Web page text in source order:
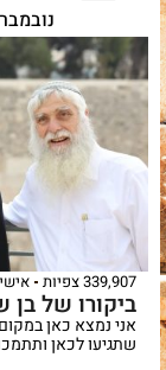
נובמבר 19, 2024
339,907 צפיות
ביקורו של בן
אני נמצא כאן
שתגיעו לכאן